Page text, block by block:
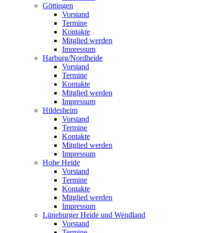
Göttingen
Vorstand
Termine
Kontakte
Mitglied werden
Impressum
Harburg/Nordheide
Vorstand
Termine
Kontakte
Mitglied werden
Impressum
Hildesheim
Vorstand
Termine
Kontakte
Mitglied werden
Impressum
Hohe Heide
Vorstand
Termine
Kontakte
Mitglied werden
Impressum
Lüneburger Heide und Wendland
Vorstand